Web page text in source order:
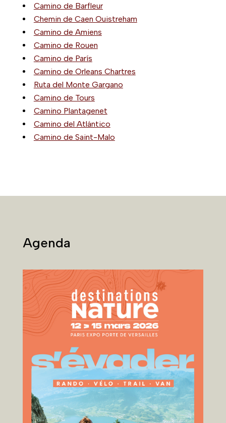
Camino de Barfleur
Chemin de Caen Ouistreham
Camino de Amiens
Camino de Rouen
Camino de París
Camino de Orleans Chartres
Ruta del Monte Gargano
Camino de Tours
Camino Plantagenet
Camino del Atlántico
Camino de Saint-Malo
Agenda